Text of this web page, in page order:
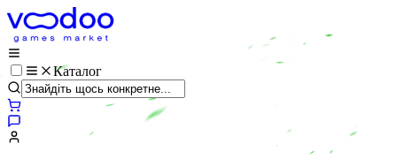
Каталог